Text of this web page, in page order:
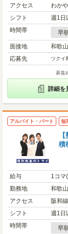
アクセス
わか
シフト
週1日
時間帯
早朝
面接地
和歌
応募先
ツクイ
募集
詳細を
アルバイト・パート 短
積
給与
1コマ
勤務地
和歌
アクセス
阪和
シフト
週1日
時間帯
早朝